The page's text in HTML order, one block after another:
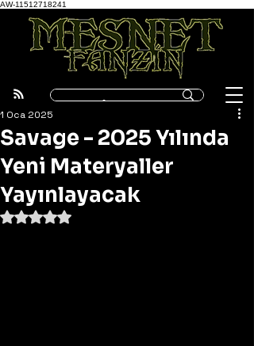
AW-11512718241
Savage - 2025 Yılında
Yeni Materyaller
Yayınlayacak
1 Oca 2025
5 üzerinden NaN yıldız